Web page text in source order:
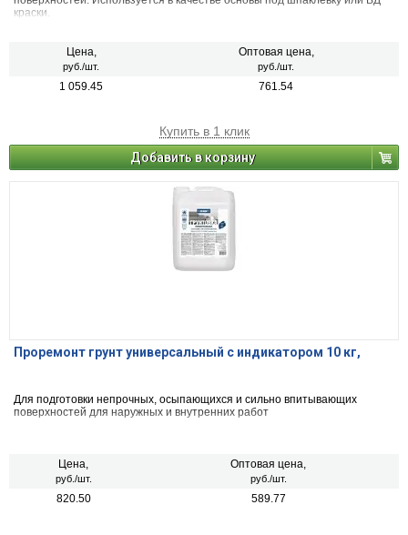
краски.
Цена,
руб./шт.
Оптовая цена,
руб./шт.
1 059.45 761.54
Купить в 1 клик
Добавить в корзину
Проремонт грунт универсальный с индикатором 10 кг,
Для подготовки непрочных, осыпающихся и сильно впитывающих
поверхностей для наружных и внутренних работ
Цена,
руб./шт.
Оптовая цена,
руб./шт.
820.50 589.77